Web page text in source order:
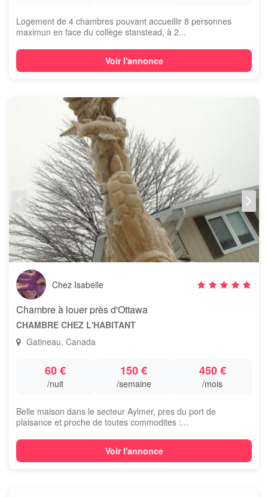
Logement de 4 chambres pouvant accueillir 8 personnes
maximun en face du collège stanstead, à 2...
Voir l'annonce
Chez Isabelle
Chambre à louer près d'Ottawa
CHAMBRE CHEZ L'HABITANT
Gatineau, Canada
60 €
/nuit
150 €
/semaine
450 €
/mois
Belle maison dans le secteur Aylmer, pres du port de
plaisance et proche de toutes commodites :...
Voir l'annonce